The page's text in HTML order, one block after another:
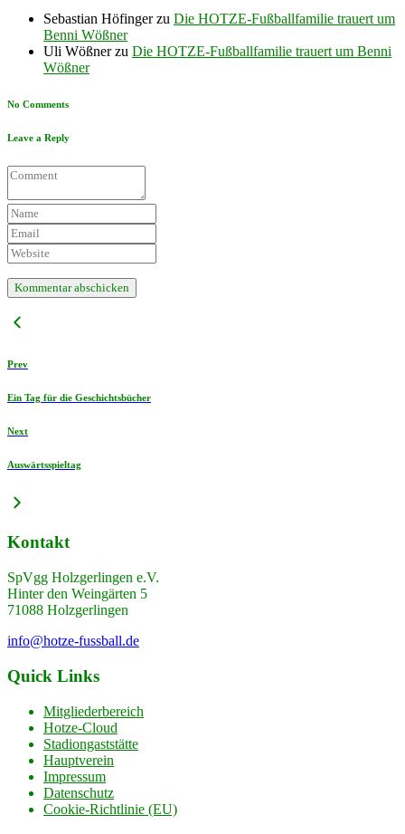
Sebastian Höfingerzu Die HOTZE-Fußballfamilie trauert um
Benni Wößner
Uli Wößnerzu Die HOTZE-Fußballfamilie trauert um Benni
Wößner
No Comments
Leave a Reply
Prev
Ein Tag für die Geschichtsbücher
Next
Auswärtsspieltag
Kontakt
SpVgg Holzgerlingen e.V.
Hinter den Weingärten 5
71088 Holzgerlingen
info@hotze-fussball.de
Quick Links
Mitgliederbereich
Hotze-Cloud
Stadiongaststätte
Hauptverein
Impressum
Datenschutz
Cookie-Richtlinie (EU)